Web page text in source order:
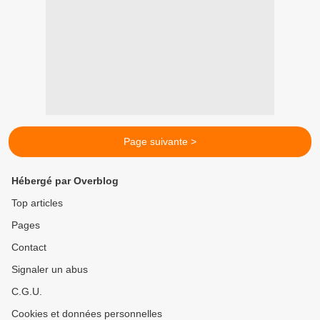
Page suivante >
Hébergé par Overblog
Top articles
Pages
Contact
Signaler un abus
C.G.U.
Cookies et données personnelles